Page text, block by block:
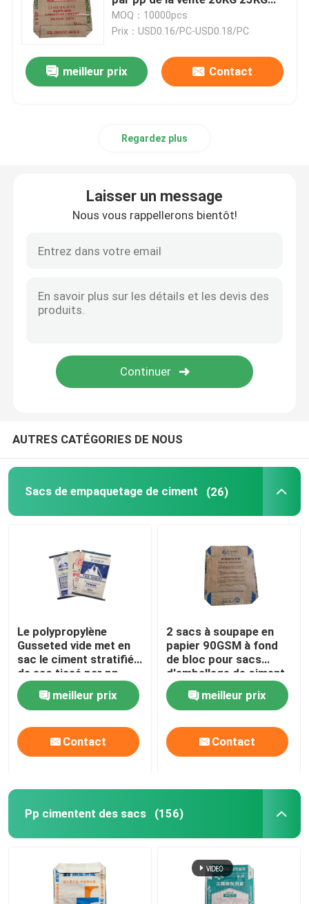
Sacs en papier de Multiwall
Sacs enormes de ciment
Sacs de empaquetage d'alimentation des animaux
Sac de emballage d'engrais
BOPP a stratifié les sacs tissés par pp
Sacs de soupapes en PE
EVA sac à fondue basse
40KG 50KG
MOQ：10000pcs
Prix：USD0.16/PC-USD0.18/PC
meilleur prix Contact
Regardez plus
Laisser un message
Nous vous rappellerons bientôt!
AUTRES CATÉGORIES DE NOUS
Sacs de empaquetage de ciment (26)
Le polypropylène
Gusseted vide met en
sac le ciment stratifié
de sac tissé par pp
meilleur prix
Contact
2 sacs à soupape en
papier 90GSM à fond
de bloc pour sacs
d'emballage de ciment
de 50 kg
meilleur prix
Contact
Pp cimentent des sacs (156)